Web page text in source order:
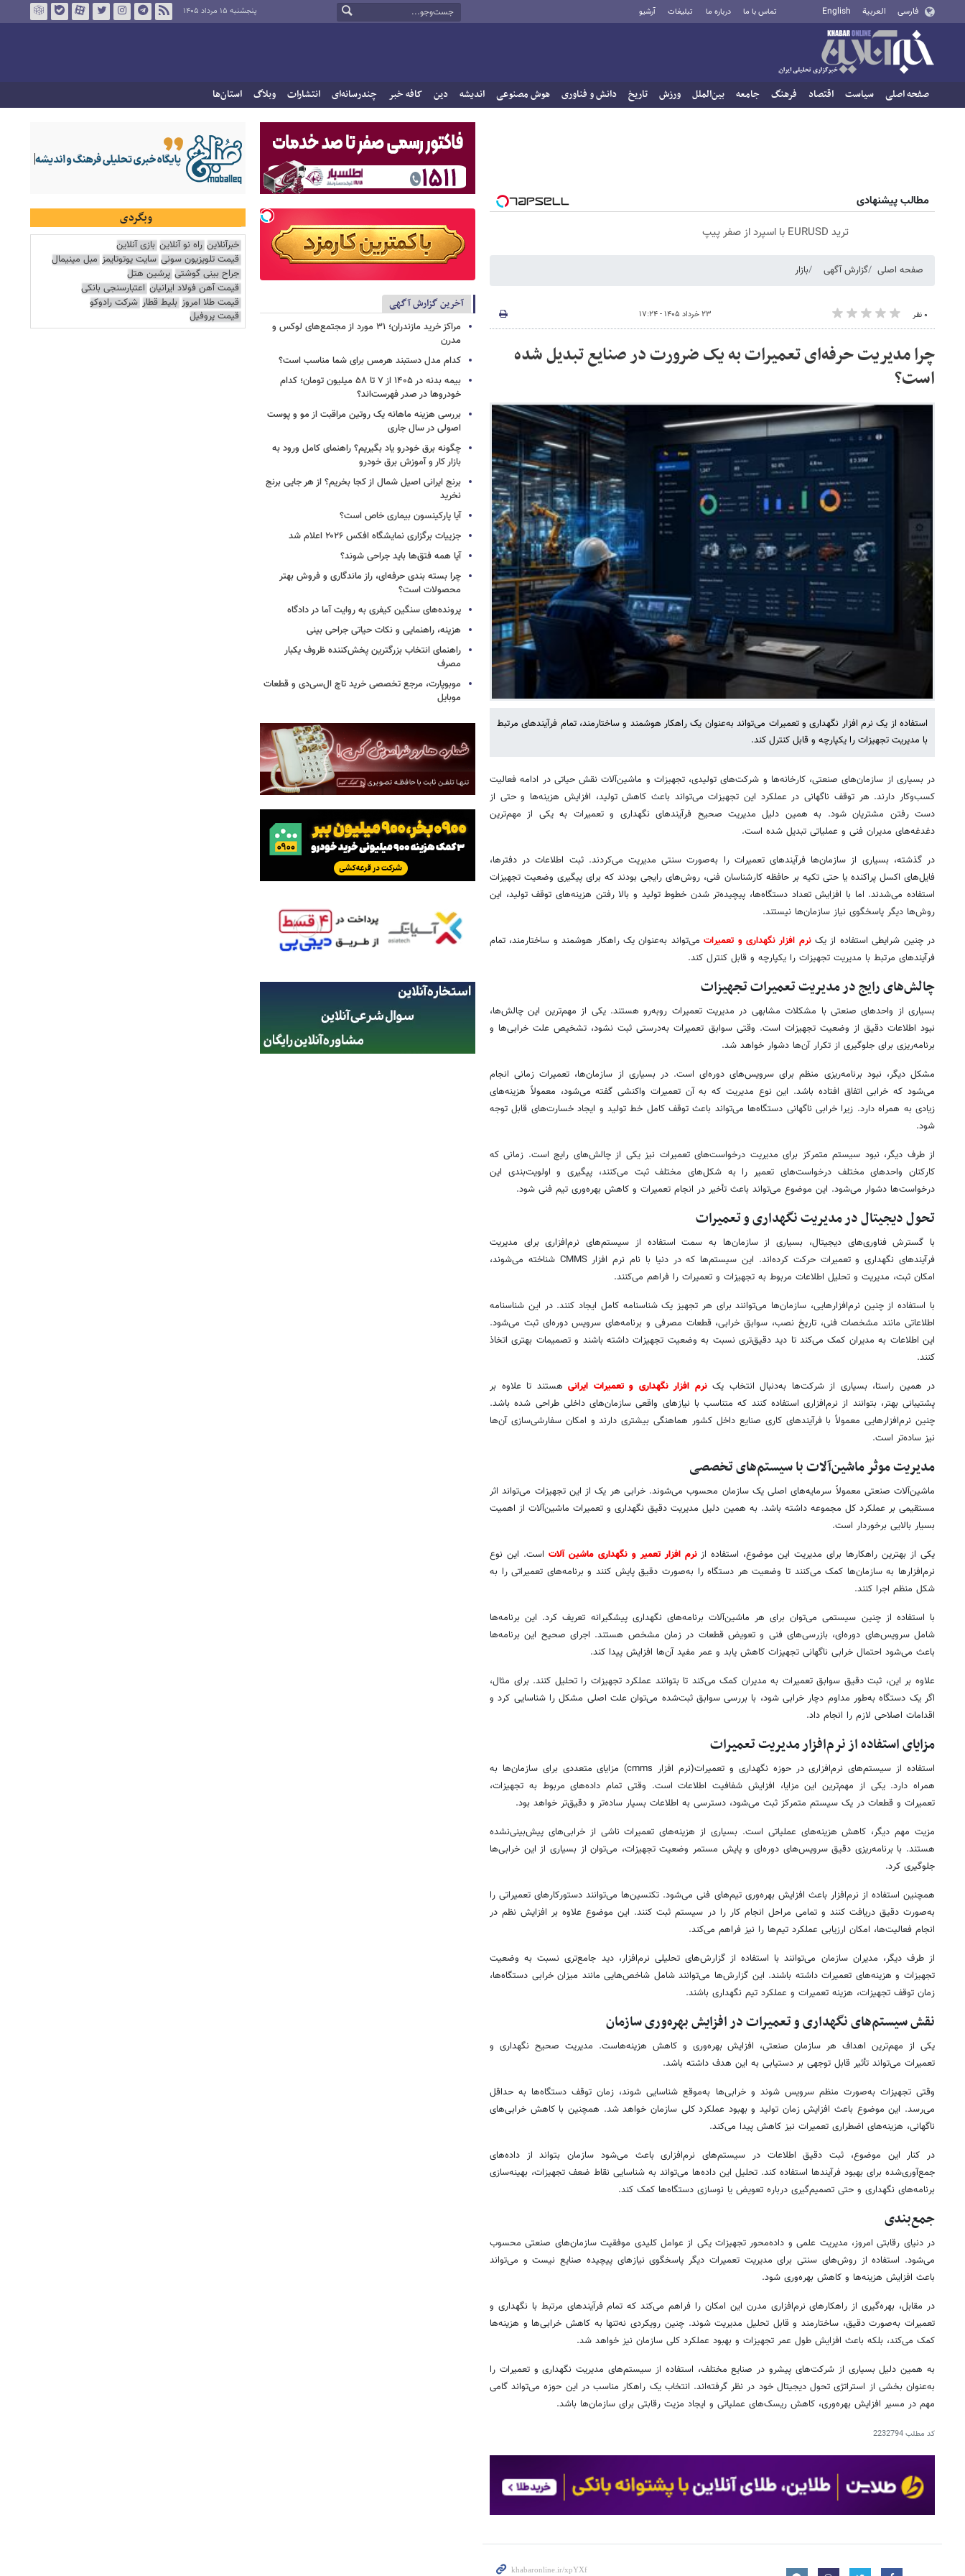
فارسی العربية English تماس با ما درباره ما تبلیغات آرشیو پنجشنبه ۱۵ مرداد ۱۴۰۵
صفحه اصلی سیاست اقتصاد فرهنگ جامعه بین‌الملل ورزش تاریخ دانش و فناوری هوش مصنوعی اندیشه دین کافه خبر چندرسانه‌ای انتشارات وبلاگ استان‌ها
مطالب پیشنهادی
ترید EURUSD با اسپرد از صفر پیپ
صفحه اصلی گزارش آگهی بازار
۰ نفر ۲۳ خرداد ۱۴۰۵ - ۱۷:۲۴
چرا مدیریت حرفه‌ای تعمیرات به یک ضرورت در صنایع تبدیل شده
است؟
استفاده از یک نرم افزار نگهداری و تعمیرات می‌تواند به‌عنوان یک راهکار هوشمند و ساختارمند، تمام فرآیندهای مرتبط
با مدیریت تجهیزات را یکپارچه و قابل کنترل کند.
در بسیاری از سازمان‌های صنعتی، کارخانه‌ها و شرکت‌های تولیدی، تجهیزات و ماشین‌آلات نقش حیاتی در ادامه فعالیت
کسب‌وکار دارند. هر توقف ناگهانی در عملکرد این تجهیزات می‌تواند باعث کاهش تولید، افزایش هزینه‌ها و حتی از
دست رفتن مشتریان شود. به همین دلیل مدیریت صحیح فرآیندهای نگهداری و تعمیرات به یکی از مهم‌ترین
دغدغه‌های مدیران فنی و عملیاتی تبدیل شده است.
در گذشته، بسیاری از سازمان‌ها فرآیندهای تعمیرات را به‌صورت سنتی مدیریت می‌کردند. ثبت اطلاعات در دفترها،
فایل‌های اکسل پراکنده یا حتی تکیه بر حافظه کارشناسان فنی، روش‌های رایجی بودند که برای پیگیری وضعیت تجهیزات
استفاده می‌شدند. اما با افزایش تعداد دستگاه‌ها، پیچیده‌تر شدن خطوط تولید و بالا رفتن هزینه‌های توقف تولید، این
روش‌ها دیگر پاسخگوی نیاز سازمان‌ها نیستند.
در چنین شرایطی استفاده از یکنرم افزار نگهداری و تعمیراتمی‌تواند به‌عنوان یک راهکار هوشمند و ساختارمند، تمام
فرآیندهای مرتبط با مدیریت تجهیزات را یکپارچه و قابل کنترل کند.
چالش‌های رایج در مدیریت تعمیرات تجهیزات
بسیاری از واحدهای صنعتی با مشکلات مشابهی در مدیریت تعمیرات روبه‌رو هستند. یکی از مهم‌ترین این چالش‌ها،
نبود اطلاعات دقیق از وضعیت تجهیزات است. وقتی سوابق تعمیرات به‌درستی ثبت نشود، تشخیص علت خرابی‌ها و
برنامه‌ریزی برای جلوگیری از تکرار آن‌ها دشوار خواهد شد.
مشکل دیگر، نبود برنامه‌ریزی منظم برای سرویس‌های دوره‌ای است. در بسیاری از سازمان‌ها، تعمیرات زمانی انجام
می‌شود که خرابی اتفاق افتاده باشد. این نوع مدیریت که به آن تعمیرات واکنشی گفته می‌شود، معمولاً هزینه‌های
زیادی به همراه دارد. زیرا خرابی ناگهانی دستگاه‌ها می‌تواند باعث توقف کامل خط تولید و ایجاد خسارت‌های قابل توجه
شود.
از طرف دیگر، نبود سیستم متمرکز برای مدیریت درخواست‌های تعمیرات نیز یکی از چالش‌های رایج است. زمانی که
کارکنان واحدهای مختلف درخواست‌های تعمیر را به شکل‌های مختلف ثبت می‌کنند، پیگیری و اولویت‌بندی این
درخواست‌ها دشوار می‌شود. این موضوع می‌تواند باعث تأخیر در انجام تعمیرات و کاهش بهره‌وری تیم فنی شود.
تحول دیجیتال در مدیریت نگهداری و تعمیرات
با گسترش فناوری‌های دیجیتال، بسیاری از سازمان‌ها به سمت استفاده از سیستم‌های نرم‌افزاری برای مدیریت
فرآیندهای نگهداری و تعمیرات حرکت کرده‌اند. این سیستم‌ها که در دنیا با نام نرم افزار CMMS شناخته می‌شوند،
امکان ثبت، مدیریت و تحلیل اطلاعات مربوط به تجهیزات و تعمیرات را فراهم می‌کنند.
با استفاده از چنین نرم‌افزارهایی، سازمان‌ها می‌توانند برای هر تجهیز یک شناسنامه کامل ایجاد کنند. در این شناسنامه
اطلاعاتی مانند مشخصات فنی، تاریخ نصب، سوابق خرابی، قطعات مصرفی و برنامه‌های سرویس دوره‌ای ثبت می‌شود.
این اطلاعات به مدیران کمک می‌کند تا دید دقیق‌تری نسبت به وضعیت تجهیزات داشته باشند و تصمیمات بهتری اتخاذ
کنند.
در همین راستا، بسیاری از شرکت‌ها به‌دنبال انتخاب یکنرم افزار نگهداری و تعمیرات ایرانی هستند تا علاوه بر
پشتیبانی بهتر، بتوانند از نرم‌افزاری استفاده کنند که متناسب با نیازهای واقعی سازمان‌های داخلی طراحی شده باشد.
چنین نرم‌افزارهایی معمولاً با فرآیندهای کاری صنایع داخل کشور هماهنگی بیشتری دارند و امکان سفارشی‌سازی آن‌ها
نیز ساده‌تر است.
مدیریت موثر ماشین‌آلات با سیستم‌های تخصصی
ماشین‌آلات صنعتی معمولاً سرمایه‌های اصلی یک سازمان محسوب می‌شوند. خرابی هر یک از این تجهیزات می‌تواند اثر
مستقیمی بر عملکرد کل مجموعه داشته باشد. به همین دلیل مدیریت دقیق نگهداری و تعمیرات ماشین‌آلات از اهمیت
بسیار بالایی برخوردار است.
یکی از بهترین راهکارها برای مدیریت این موضوع، استفاده ازنرم افزار تعمیر و نگهداری ماشین آلات است. این نوع
نرم‌افزارها به سازمان‌ها کمک می‌کنند تا وضعیت هر دستگاه را به‌صورت دقیق پایش کنند و برنامه‌های تعمیراتی را به
شکل منظم اجرا کنند.
با استفاده از چنین سیستمی می‌توان برای هر ماشین‌آلات برنامه‌های نگهداری پیشگیرانه تعریف کرد. این برنامه‌ها
شامل سرویس‌های دوره‌ای، بازرسی‌های فنی و تعویض قطعات در زمان مشخص هستند. اجرای صحیح این برنامه‌ها
باعث می‌شود احتمال خرابی ناگهانی تجهیزات کاهش یابد و عمر مفید آن‌ها افزایش پیدا کند.
علاوه بر این، ثبت دقیق سوابق تعمیرات به مدیران کمک می‌کند تا بتوانند عملکرد تجهیزات را تحلیل کنند. برای مثال،
اگر یک دستگاه به‌طور مداوم دچار خرابی شود، با بررسی سوابق ثبت‌شده می‌توان علت اصلی مشکل را شناسایی کرد و
اقدامات اصلاحی لازم را انجام داد.
مزایای استفاده از نرم‌افزار مدیریت تعمیرات
استفاده از سیستم‌های نرم‌افزاری در حوزه نگهداری و تعمیرات(نرم افزار cmms) مزایای متعددی برای سازمان‌ها به
همراه دارد. یکی از مهم‌ترین این مزایا، افزایش شفافیت اطلاعات است. وقتی تمام داده‌های مربوط به تجهیزات،
تعمیرات و قطعات در یک سیستم متمرکز ثبت می‌شود، دسترسی به اطلاعات بسیار ساده‌تر و دقیق‌تر خواهد بود.
مزیت مهم دیگر، کاهش هزینه‌های عملیاتی است. بسیاری از هزینه‌های تعمیرات ناشی از خرابی‌های پیش‌بینی‌نشده
هستند. با برنامه‌ریزی دقیق سرویس‌های دوره‌ای و پایش مستمر وضعیت تجهیزات، می‌توان از بسیاری از این خرابی‌ها
جلوگیری کرد.
همچنین استفاده از نرم‌افزار باعث افزایش بهره‌وری تیم‌های فنی می‌شود. تکنسین‌ها می‌توانند دستورکارهای تعمیراتی را
به‌صورت دقیق دریافت کنند و تمامی مراحل انجام کار را در سیستم ثبت کنند. این موضوع علاوه بر افزایش نظم در
انجام فعالیت‌ها، امکان ارزیابی عملکرد تیم‌ها را نیز فراهم می‌کند.
از طرف دیگر، مدیران سازمان می‌توانند با استفاده از گزارش‌های تحلیلی نرم‌افزار، دید جامع‌تری نسبت به وضعیت
تجهیزات و هزینه‌های تعمیرات داشته باشند. این گزارش‌ها می‌توانند شامل شاخص‌هایی مانند میزان خرابی دستگاه‌ها،
زمان توقف تجهیزات، هزینه تعمیرات و عملکرد تیم نگهداری باشند.
نقش سیستم‌های نگهداری و تعمیرات در افزایش بهره‌وری سازمان
یکی از مهم‌ترین اهداف هر سازمان صنعتی، افزایش بهره‌وری و کاهش هزینه‌هاست. مدیریت صحیح نگهداری و
تعمیرات می‌تواند تأثیر قابل توجهی بر دستیابی به این هدف داشته باشد.
وقتی تجهیزات به‌صورت منظم سرویس شوند و خرابی‌ها به‌موقع شناسایی شوند، زمان توقف دستگاه‌ها به حداقل
می‌رسد. این موضوع باعث افزایش زمان تولید و بهبود عملکرد کلی سازمان خواهد شد. همچنین با کاهش خرابی‌های
ناگهانی، هزینه‌های اضطراری تعمیرات نیز کاهش پیدا می‌کند.
در کنار این موضوع، ثبت دقیق اطلاعات در سیستم‌های نرم‌افزاری باعث می‌شود سازمان بتواند از داده‌های
جمع‌آوری‌شده برای بهبود فرآیندها استفاده کند. تحلیل این داده‌ها می‌تواند به شناسایی نقاط ضعف تجهیزات، بهینه‌سازی
برنامه‌های نگهداری و حتی تصمیم‌گیری درباره تعویض یا نوسازی دستگاه‌ها کمک کند.
جمع‌بندی
در دنیای رقابتی امروز، مدیریت علمی و داده‌محور تجهیزات یکی از عوامل کلیدی موفقیت سازمان‌های صنعتی محسوب
می‌شود. استفاده از روش‌های سنتی برای مدیریت تعمیرات دیگر پاسخگوی نیازهای پیچیده صنایع نیست و می‌تواند
باعث افزایش هزینه‌ها و کاهش بهره‌وری شود.
در مقابل، بهره‌گیری از راهکارهای نرم‌افزاری مدرن این امکان را فراهم می‌کند که تمام فرآیندهای مرتبط با نگهداری و
تعمیرات به‌صورت دقیق، ساختارمند و قابل تحلیل مدیریت شوند. چنین رویکردی نه‌تنها به کاهش خرابی‌ها و هزینه‌ها
کمک می‌کند، بلکه باعث افزایش طول عمر تجهیزات و بهبود عملکرد کلی سازمان نیز خواهد شد.
به همین دلیل بسیاری از شرکت‌های پیشرو در صنایع مختلف، استفاده از سیستم‌های مدیریت نگهداری و تعمیرات را
به‌عنوان بخشی از استراتژی تحول دیجیتال خود در نظر گرفته‌اند. انتخاب یک راهکار مناسب در این حوزه می‌تواند گامی
مهم در مسیر افزایش بهره‌وری، کاهش ریسک‌های عملیاتی و ایجاد مزیت رقابتی برای سازمان‌ها باشد.
کد مطلب2232794
آخرین گزارش آگهی
مراکز خرید مازندران؛ ۳۱ مورد از مجتمع‌های لوکس و
مدرن
کدام مدل دستبند هرمس برای شما مناسب است؟
بیمه بدنه در ۱۴۰۵ از ۷ تا ۵۸ میلیون تومان؛ کدام
خودروها در صدر فهرست‌اند؟
بررسی هزینه ماهانه یک روتین مراقبت از مو و پوست
اصولی در سال جاری
چگونه برق خودرو یاد بگیریم؟ راهنمای کامل ورود به
بازار کار و آموزش برق خودرو
برنج ایرانی اصیل شمال از کجا بخریم؟ از هر جایی برنج
نخرید
آیا پارکینسون بیماری خاص است؟
جزییات برگزاری نمایشگاه افکس ۲۰۲۶ اعلام شد
آیا همه فتق‌ها باید جراحی شوند؟
چرا بسته‌ بندی حرفه‌ای، راز ماندگاری و فروش بهتر
محصولات است؟
پرونده‌های سنگین کیفری به روایت آما در دادگاه
هزینه، راهنمایی و نکات حیاتی جراحی بینی
راهنمای انتخاب بزرگترین پخش‌کننده ظروف یکبار
مصرف
موبوپارت، مرجع تخصصی خرید تاچ ال‌سی‌دی و قطعات
موبایل
وبگردی
خبرآنلاین راه نو آنلاین بازی آنلاین
قیمت تلویزیون سونی سایت یوتوتایمز مبل مینیمال
جراح بینی گوشتی پرشین هتل
قیمت آهن فولاد ایرانیان اعتبارسنجی بانکی
قیمت طلا امروز بلیط قطار شرکت رادوکو
قیمت پروفیل